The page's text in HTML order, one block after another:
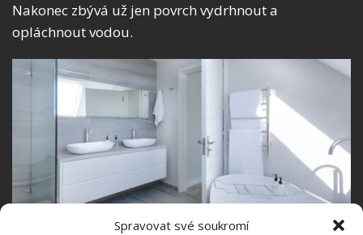
Spravovat své soukromí
Nakonec zbývá už jen povrch vydrhnout a
opláchnout vodou.